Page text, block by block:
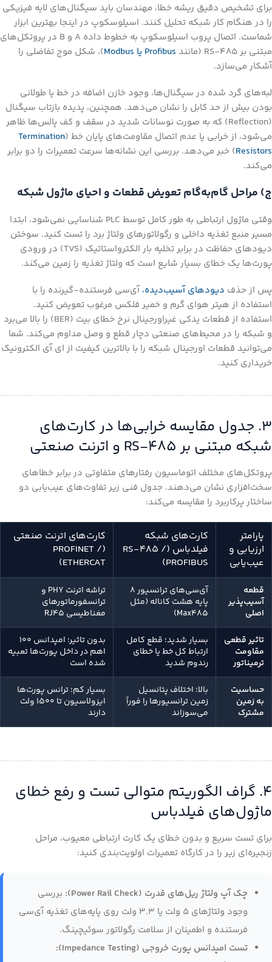
برای تشخیص دقیق ریشه خطا، مهندسان باید سیگنال‌های لایه فیزیکی
را در هنگام کار شبکه تحلیل کنند. اسیلوسکوپ در اینجا بهترین ابزار
شماست. اتصال پروب اسیلوسکوپ به خطوط داده A و B در پروتکل‌های
مبتنی بر RS-485 (مانند
)، شکل موج تفاضلی را
آشکار می‌سازد.
لبه‌های گرد شده در سیگنال‌ها، وجود خازن اضافه در خط یا طولانی
بودن بیش از حد کابل را نشان می‌دهد. همچنین، پدیده بازتاب سیگنال
(Reflection) که به صورت نوسانات شدید در سقف و کف پالس‌ها ظاهر
می‌شود، از خرابی یا عدم اتصال مقاومت‌های پایان خط (Termination
Resistors) خبر می‌دهد. بررسی این نشانه‌ها سرعت تعمیرات را دو برابر
می‌کند.
ج) مراحل گام‌به‌گام تعویض قطعات و احیای ماژول شبکه
وقتی ماژول ارتباطی به طور کامل توسط PLC شناسایی نمی‌شود، ابتدا
مسیر منبع تغذیه داخلی و رگولاتورهای ولتاژ برد را تست کنید. سوختن
دیودهای حفاظت در برابر تخلیه بار الکترواستاتیک (TVS) در ورودی
پورت‌ها یک خطای بسیار شایع است که ولتاژ تغذیه را زمین می‌کند.
پس از حذف دیودهای آسیب‌دیده،آی‌سی فرستنده-گیرنده را با
استفاده از هیتر هوای گرم و خمیر فلکس مرغوب تعویض کنید.
استفاده از قطعات یدکی غیراورجینال نرخ خطای بیت (BER) را بالا می‌برد
و شبکه را در محیط‌های صنعتی دچار قطع و وصل مداوم می‌کند. شما
می‌توانید قطعات اورجینال شبکه را با بالاترین کیفیت از ای آی الکترونیک
خریداری کنید.
۳. جدول مقایسه خرابی‌ها در کارت‌های
شبکه مبتنی بر RS-485 و اترنت صنعتی
پروتکل‌های مختلف اتوماسیون رفتارهای متفاوتی در برابر خطاهای
سخت‌افزاری نشان می‌دهند. جدول فنی زیر تفاوت‌های عیب‌یابی دو
ساختار پرکاربرد را مقایسه می‌کند:
پارامتر
ارزیابی و
عیب‌یابی
کارت‌های شبکه
فیلدباس (RS-485 /
PROFIBUS)
کارت‌های اترنت صنعتی
(PROFINET /
ETHERCAT)
قطعه
آسیب‌پذیر
اصلی
آی‌سی‌های ترانسیور ۸
پایه هشت کاناله (مثل
Max485)
تراشه اترنت PHY و
ترانسفورماتورهای
مغناطیسی RJ45
تاثیر قطعی
مقاومت
ترمیناتور
بسیار شدید؛ قطع کامل
ارتباط کل خط یا خطای
رندوم شدید
بدون تاثیر؛ امپدانس ۱۰۰
اهم در داخل پورت‌ها تعبیه
شده است
حساسیت
به زمین
مشترک
بالا؛ اختلاف پتانسیل
زمین ترانسیورها را فوراً
می‌سوزاند
بسیار کم؛ ترانس پورت‌ها
ایزولاسیون تا ۱۵۰۰ ولت
دارند
۴. گراف الگوریتم متوالی تست و رفع خطای
ماژول‌های فیلدباس
برای تست سریع و بدون خطای یک کارت ارتباطی معیوب، مراحل
زنجیره‌ای زیر را در کارگاه تعمیرات اولویت‌بندی کنید:
چک آپ ولتاژ ریل‌های قدرت (Power Rail Check):
بررسی
وجود ولتاژهای ۵ ولت یا ۳.۳ ولت روی پایه‌های تغذیه آی‌سی
فرستنده و اطمینان از سلامت رگولاتور سوئیچینگ.
تست امپدانس پورت خروجی (Impedance Testing):